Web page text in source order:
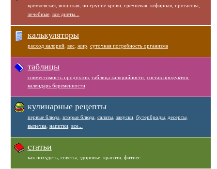
кремлевская, японская, по группе крови, гречневая, кефирная, протасова
лечебные, все диеты...
калькуляторы
расход калорий, вес, жир суточная потребность организма
таблицы
совместимость продуктов, таблица калорийности, состав продуктов,
календарь беременности
кулинарные рецепты
первые блюда вторые блюда салаты, закуски, бутерброды, десерты,
выпечка напитки, все...
статьи
как похудеть, советы, здоровье, красота фитнес